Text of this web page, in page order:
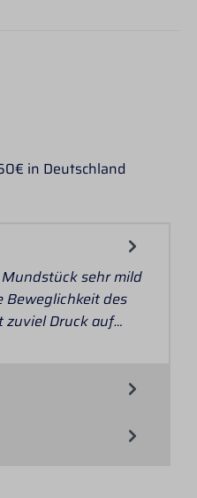
in Deutschland
sehr mild
Beweglichkeit des
Druck auf…